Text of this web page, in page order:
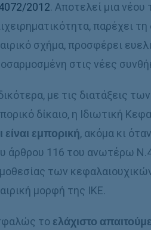
2012. Αποτελεί μια νέου
παρέχει
σχήμα, προσφέρει
στις νέες
με τις διατάξεις
δίκαιο, η Ιδιωτική
είναι εμπορική, ακόμα κι
άρθρου 116 του ανωτέρω
των
μορφή της IKE.
το ελάχιστο